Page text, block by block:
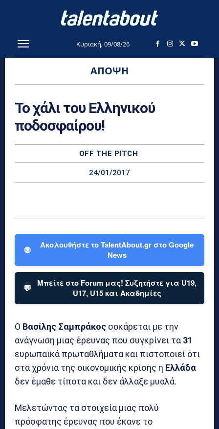
Κυριακή, 09/08/26
ΆΠΟΨΗ
Το χάλι του Ελληνικού
ποδοσφαίρου!
OFF THE PITCH
24/01/2017
🌐
Ακολουθήστε το TalentAbout.gr στο Google
News
💬
Μπείτε στο Forum μας! Συζητήστε για U19,
U17, U15 και Ακαδημίες
Ο Βασίλης Σαμπράκος σοκάρεται με την
ανάγνωση μιας έρευνας που συγκρίνει τα 31
ευρωπαϊκά πρωταθλήματα και πιστοποιεί ότι
στα χρόνια της οικονομικής κρίσης η Ελλάδα
δεν έμαθε τίποτα και δεν άλλαξε μυαλά.
Μελετώντας τα στοιχεία μιας πολύ
πρόσφατης έρευνας που έκανε το